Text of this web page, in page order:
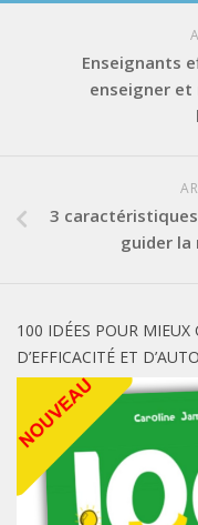
Enseignants
enseigner et
3
guider la
100 IDÉES POUR MIEUX
D’EFFICACITÉ ET